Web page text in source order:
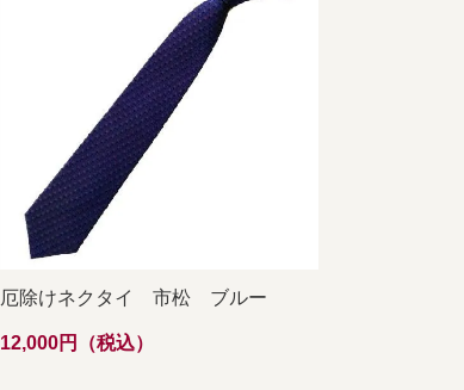
厄除けネクタイ 市松 ブルー
12,000円（税込）